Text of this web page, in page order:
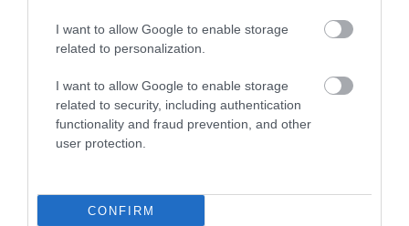
I want to allow Google to enable storage
related to personalization.
I want to allow Google to enable storage
related to security, including authentication
functionality and fraud prevention, and other
user protection.
CONFIRM
ma.hu legfrissebb hírei:
Kenyában bezzeg minden zöldebb